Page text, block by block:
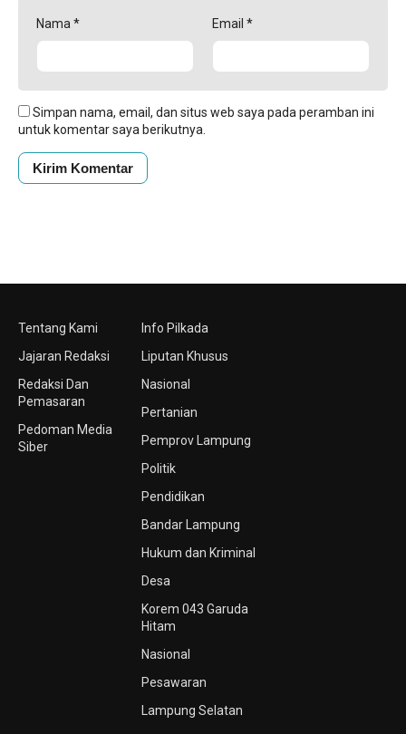
Nama * Email *
Simpan nama, email, dan situs web saya pada peramban ini
untuk komentar saya berikutnya.
Tentang Kami
Jajaran Redaksi
Redaksi Dan
Pemasaran
Pedoman Media
Siber
Info Pilkada
Liputan Khusus
Nasional
Pertanian
Pemprov Lampung
Politik
Pendidikan
Bandar Lampung
Hukum dan Kriminal
Desa
Korem 043 Garuda
Hitam
Nasional
Pesawaran
Lampung Selatan